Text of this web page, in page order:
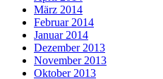
März 2014
Februar 2014
Januar 2014
Dezember 2013
November 2013
Oktober 2013